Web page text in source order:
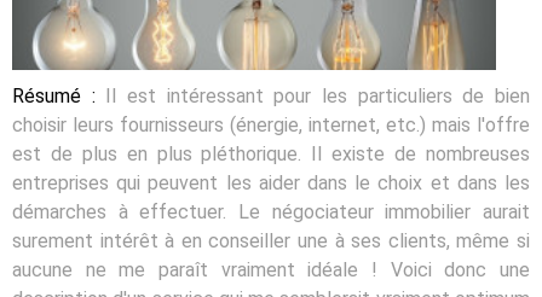
Résumé : Il est intéressant pour les particuliers de bien
choisir leurs fournisseurs (énergie, internet, etc.) mais l'offre
est de plus en plus pléthorique. Il existe de nombreuses
entreprises qui peuvent les aider dans le choix et dans les
démarches à effectuer. Le négociateur immobilier aurait
surement intérêt à en conseiller une à ses clients, même si
aucune ne me paraît vraiment idéale ! Voici donc une